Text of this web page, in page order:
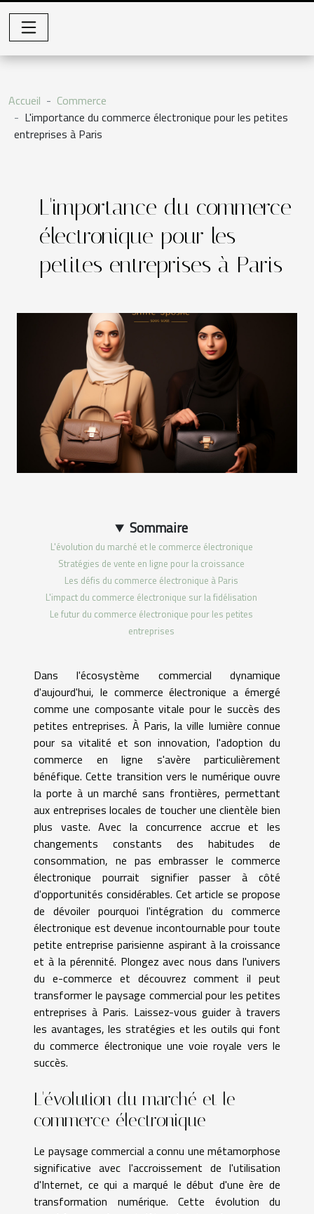
Accueil
Commerce
L'importance du commerce électronique pour les petites
entreprises à Paris
L'importance du commerce
électronique pour les
petites entreprises à Paris
Sommaire
L'évolution du marché et le commerce électronique
Stratégies de vente en ligne pour la croissance
Les défis du commerce électronique à Paris
L'impact du commerce électronique sur la fidélisation
Le futur du commerce électronique pour les petites
entreprises
Dans l'écosystème commercial dynamique
d'aujourd'hui, le commerce électronique a émergé
comme une composante vitale pour le succès des
petites entreprises. À Paris, la ville lumière connue
pour sa vitalité et son innovation, l'adoption du
commerce en ligne s'avère particulièrement
bénéfique. Cette transition vers le numérique ouvre
la porte à un marché sans frontières, permettant
aux entreprises locales de toucher une clientèle bien
plus vaste. Avec la concurrence accrue et les
changements constants des habitudes de
consommation, ne pas embrasser le commerce
électronique pourrait signifier passer à côté
d'opportunités considérables. Cet article se propose
de dévoiler pourquoi l'intégration du commerce
électronique est devenue incontournable pour toute
petite entreprise parisienne aspirant à la croissance
et à la pérennité. Plongez avec nous dans l'univers
du e-commerce et découvrez comment il peut
transformer le paysage commercial pour les petites
entreprises à Paris. Laissez-vous guider à travers
les avantages, les stratégies et les outils qui font
du commerce électronique une voie royale vers le
succès.
L'évolution du marché et le
commerce électronique
Le paysage commercial a connu une métamorphose
significative avec l'accroissement de l'utilisation
d'Internet, ce qui a marqué le début d'une ère de
transformation numérique. Cette évolution du